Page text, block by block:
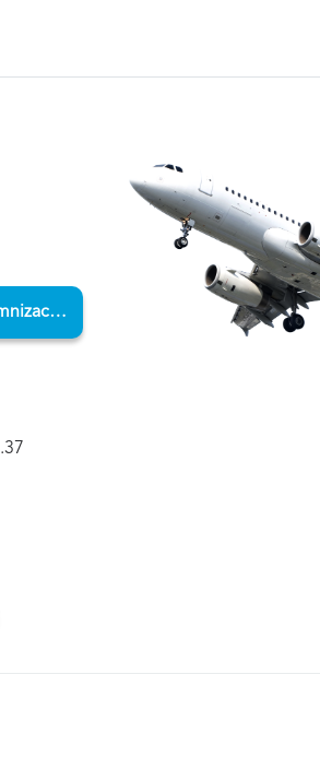
Comprobar indemnización